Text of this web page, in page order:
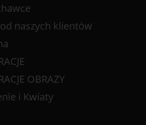
naszych klientów
OBRAZY
i Kwiaty